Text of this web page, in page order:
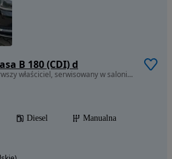
B 180 (CDI) d
1461 cm3 • 109 KM • pierwszy właściciel, serwisowany w salonie, pełna dokumentacja, garaż
Diesel
Manualna